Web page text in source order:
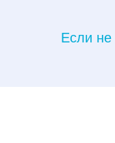
Если не